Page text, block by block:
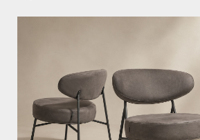
Stoere hocker Dex wit in
Voorraadartikel